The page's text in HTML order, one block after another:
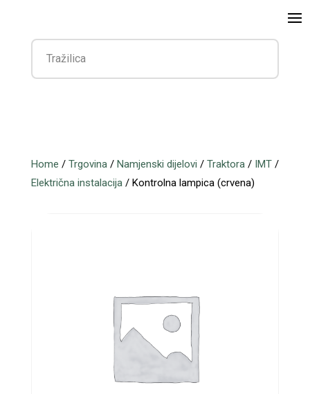
Home / Trgovina/ Namjenski dijelovi / Traktora/ IMT/
Električna instalacija/ Kontrolna lampica (crvena)